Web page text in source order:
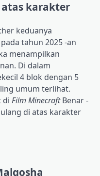
karakter
keduanya
tahun 2025 -an
menampilkan
Di dalam
4 blok dengan 5
umum terlihat.
di Film MinecraftBenar -
di atas karakter